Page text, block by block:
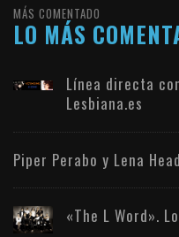
MÁS COMENTADO
LO MÁS
Línea directa
Lesbiana.es
Piper Perabo y Lena
«The L Word».